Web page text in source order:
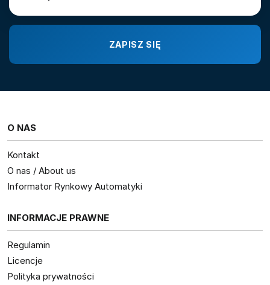
O NAS
Kontakt
O nas / About us
Informator Rynkowy Automatyki
INFORMACJE PRAWNE
Regulamin
Licencje
Polityka prywatności